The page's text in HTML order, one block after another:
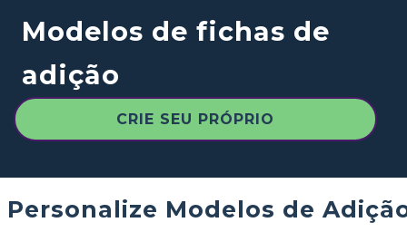
Modelos de fichas de
adição
CRIE SEU PRÓPRIO
Personalize Modelos de